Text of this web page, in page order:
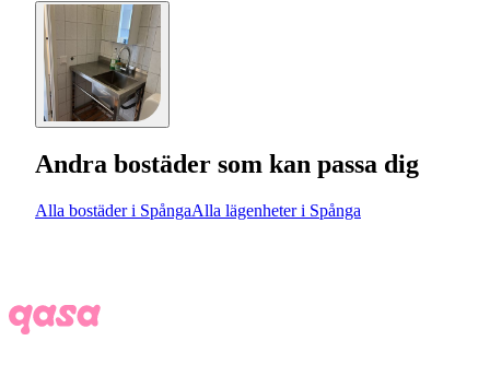
Andra bostäder som kan passa dig
Alla bostäder i SpångaAlla lägenheter i Spånga